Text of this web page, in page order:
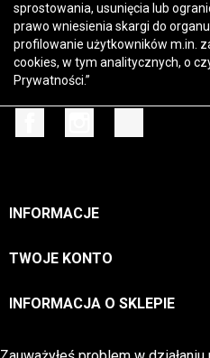
sprostowania, usunięcia lub
prawo wniesienia skargi do
profilowanie użytkowników m.in.
cookies, w tym analitycznych, o
Prywatności.”
INFORMACJE
TWOJE KONTO
INFORMACJA O SKLEPIE